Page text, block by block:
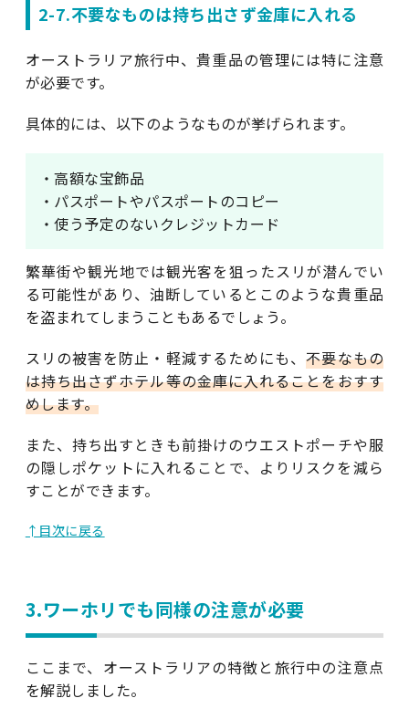
2-7.不要なものは持ち出さず金庫に入れる
オーストラリア旅行中、貴重品の管理には特に注意
が必要です。
具体的には、以下のようなものが挙げられます。
・高額な宝飾品
・パスポートやパスポートのコピー
・使う予定のないクレジットカード
繁華街や観光地では観光客を狙ったスリが潜んでい
る可能性があり、油断しているとこのような貴重品
を盗まれてしまうこともあるでしょう。
スリの被害を防止・軽減するためにも、不要なもの
は持ち出さずホテル等の金庫に入れることをおすす
めします。
また、持ち出すときも前掛けのウエストポーチや服
の隠しポケットに入れることで、よりリスクを減ら
すことができます。
↑目次に戻る
3.ワーホリでも同様の注意が必要
ここまで、オーストラリアの特徴と旅行中の注意点
を解説しました。